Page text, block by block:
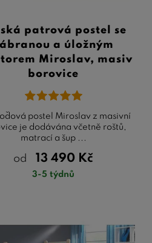
patrová postel se
a úložným
Miroslav, masiv
borovice
postel Miroslav z masivní
je dodávána včetně roštů,
matrací a šup ...
od 13 490 Kč
3-5 týdnů